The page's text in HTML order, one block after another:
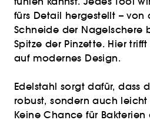
fürs Detail hergestellt – von
Schneide der Nagelschere
Spitze der Pinzette. Hier
auf modernes Design.
Edelstahl sorgt dafür, dass
robust, sondern auch leicht
Keine Chance für